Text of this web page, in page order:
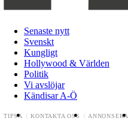
Senaste nytt
Svenskt
Kungligt
Hollywood & Världen
Politik
Vi avslöjar
Kändisar A-Ö
TIPSA KONTAKTA OSS ANNONSERA